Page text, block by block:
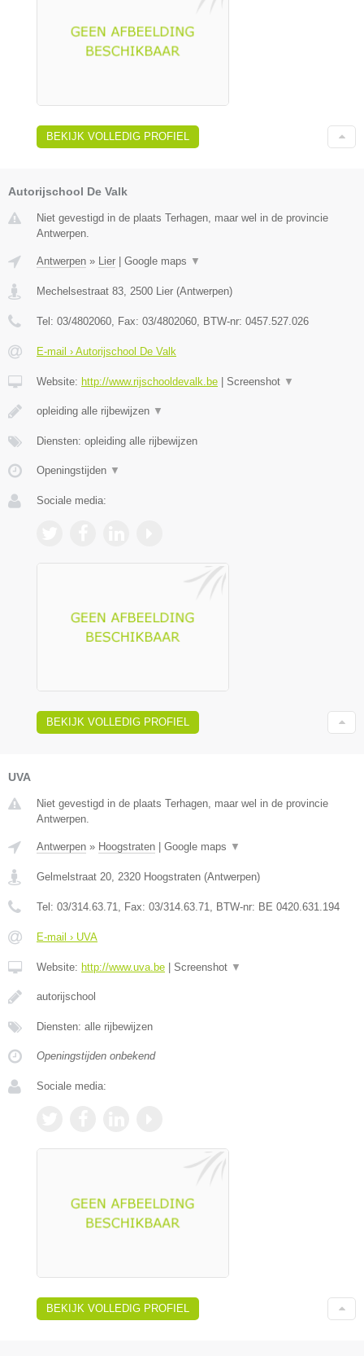
BEKIJK VOLLEDIG PROFIEL
Autorijschool De Valk
Niet gevestigd in de plaats Terhagen, maar wel in de provincie
Antwerpen.
Antwerpen » Lier | Google maps ▼
Mechelsestraat 83 2500 Lier (Antwerpen)
Tel: 03/4802060 , Fax: 03/4802060 , BTW-nr: 0457.527.026
E-mail › Autorijschool De Valk
Website: http://www.rijschooldevalk.be | Screenshot ▼
opleiding alle rijbewijzen ▼
Diensten: opleiding alle rijbewijzen
Openingstijden ▼
Sociale media:
BEKIJK VOLLEDIG PROFIEL
UVA
Niet gevestigd in de plaats Terhagen, maar wel in de provincie
Antwerpen.
Antwerpen » Hoogstraten Google maps ▼
Gelmelstraat 20, 2320 Hoogstraten (Antwerpen)
Tel: 03/314.63.71, Fax: 03/314.63.71, BTW-nr: BE 0420.631.194
E-mail › UVA
Website: http://www.uva.be Screenshot ▼
autorijschool
Diensten: alle rijbewijzen
Openingstijden onbekend
Sociale media:
BEKIJK VOLLEDIG PROFIEL